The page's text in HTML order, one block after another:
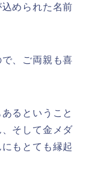
められた名前
、ご両親も喜
るということ
そして金メダ
もとても縁起